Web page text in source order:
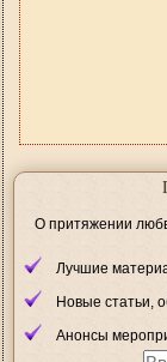
О притяжении
Лучшие
Новые статьи,
Анонсы